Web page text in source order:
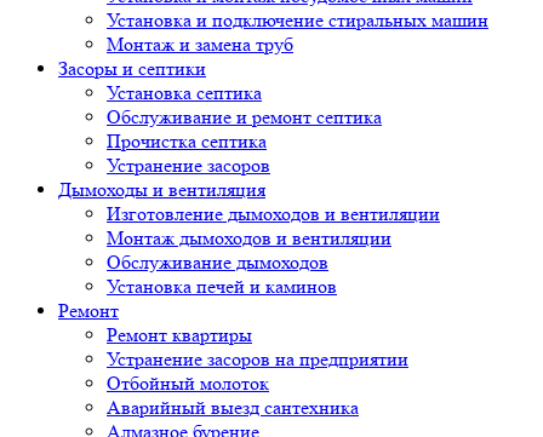
Установка и подключение стиральных машин
Монтаж и замена труб
Засоры и септики
Установка септика
Обслуживание и ремонт септика
Прочистка септика
Устранение засоров
Дымоходы и вентиляция
Изготовление дымоходов и вентиляции
Монтаж дымоходов и вентиляции
Обслуживание дымоходов
Установка печей и каминов
Ремонт
Ремонт квартиры
Устранение засоров на предприятии
Отбойный молоток
Аварийный выезд сантехника
Алмазное бурение